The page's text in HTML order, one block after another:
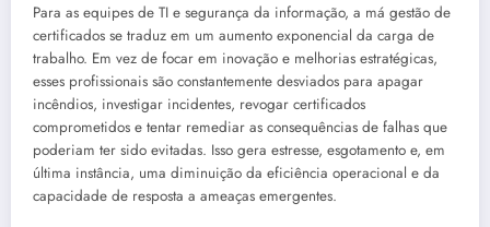
Para as equipes de TI e segurança da informação, a má gestão de
certificados se traduz em um aumento exponencial da carga de
trabalho. Em vez de focar em inovação e melhorias estratégicas,
esses profissionais são constantemente desviados para apagar
incêndios, investigar incidentes, revogar certificados
comprometidos e tentar remediar as consequências de falhas que
poderiam ter sido evitadas. Isso gera estresse, esgotamento e, em
última instância, uma diminuição da eficiência operacional e da
capacidade de resposta a ameaças emergentes.